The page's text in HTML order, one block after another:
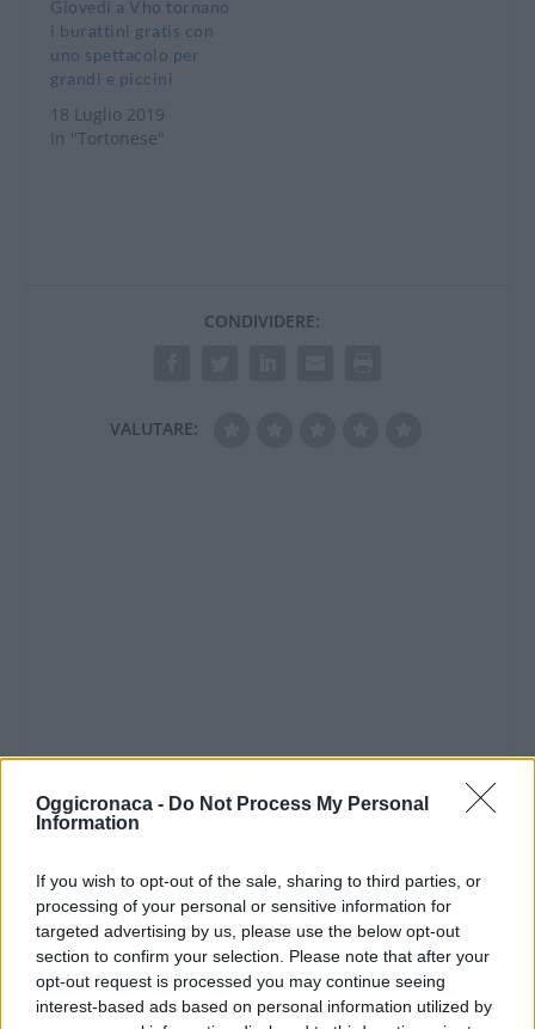
Oggicronaca - Do Not Process My Personal
Information
If you wish to opt-out of the sale, sharing to third parties, or
processing of your personal or sensitive information for
targeted advertising by us, please use the below opt-out
section to confirm your selection. Please note that after your
opt-out request is processed you may continue seeing
interest-based ads based on personal information utilized by
Giovedì a Vho tornano
i burattini gratis con
uno spettacolo per
grandi e piccini
18 Luglio 2019
In "Tortonese"
CONDIVIDERE:
VALUTARE: